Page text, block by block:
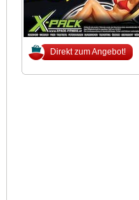
Direkt zum Angebot!